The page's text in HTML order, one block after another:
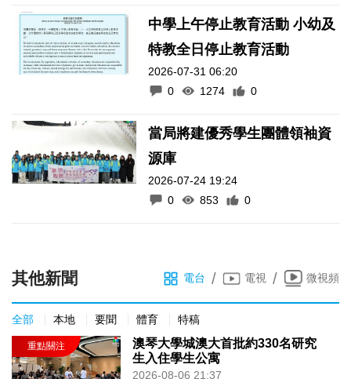
中學上午停止教育活動 小幼及
特教全日停止教育活動
2026-07-31 06:20
0
1274 0
當局將建優秀學生團體領袖資
源庫
2026-07-24 19:24
0
853 0
其他新聞 電台 / 電視 / 微視頻
全部 本地 要聞 體育 特稿
澳琴大學城澳大首批約330名研究
生入住學生公寓
2026-08-06 21:37